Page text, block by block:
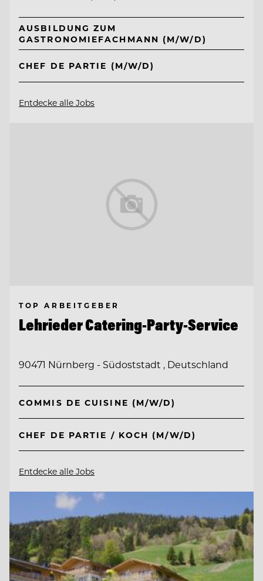
AUSBILDUNG ZUM
GASTRONOMIEFACHMANN (M/W/D)
CHEF DE PARTIE (M/W/D)
Entdecke alle Jobs
TOP ARBEITGEBER
Lehrieder Catering-Party-Service
90471 Nürnberg - Südoststadt , Deutschland
COMMIS DE CUISINE (M/W/D)
CHEF DE PARTIE / KOCH (M/W/D)
Entdecke alle Jobs